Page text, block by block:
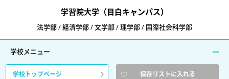
学習院大学（目白キャンパス）
法学部 / 経済学部 / 文学部 / 理学部 / 国際社会科学部
学校メニュー
学校トップページ 保存リストに入れる